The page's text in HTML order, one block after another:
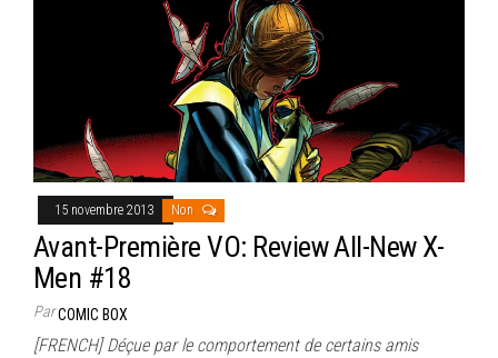
15 novembre 2013 Non
Avant-Première VO: Review All-New X-
Men #18
ParCOMIC BOX
[FRENCH] Déçue par le comportement de certains amis